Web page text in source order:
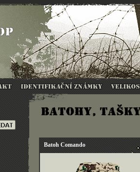
Batoh Comando